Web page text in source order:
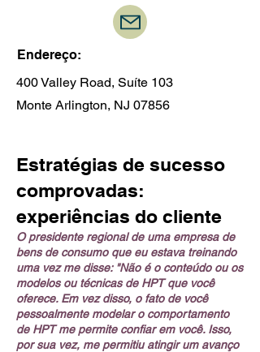
Endereço:
400 Valley Road, Suíte 103
Monte Arlington, NJ 07856
Estratégias de sucesso
comprovadas:
experiências do cliente
O presidente regional de uma empresa de
bens de consumo que eu estava treinando
uma vez me disse: "Não é o conteúdo ou os
modelos ou técnicas de HPT que você
oferece. Em vez disso, o fato de você
pessoalmente modelar o comportamento
de HPT me permite confiar em você. Isso,
por sua vez, me permitiu atingir um avanço